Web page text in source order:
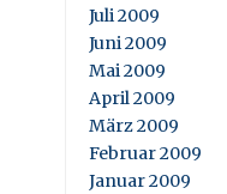
Juli 2009
Juni 2009
Mai 2009
April 2009
März 2009
Februar 2009
Januar 2009